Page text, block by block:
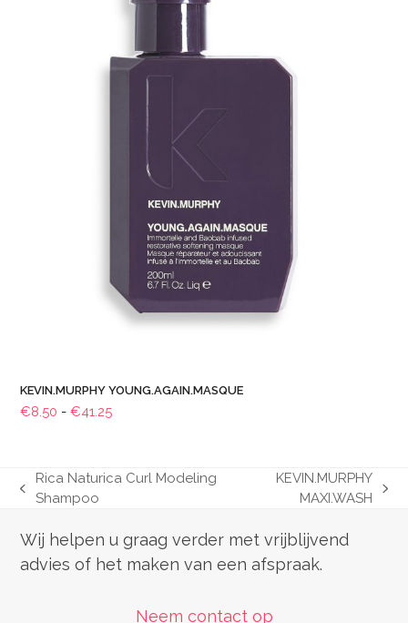
KEVIN.MURPHY YOUNG.AGAIN.MASQUE
€8.50 - €41.25Prijsklasse:
previous
Rica Naturica Curl Modeling
Shampoo
KEVIN.MURPHY
MAXI.WASH
Wij helpen u graag verder met vrijblijvend
advies of het maken van een afspraak.
Neem contact op